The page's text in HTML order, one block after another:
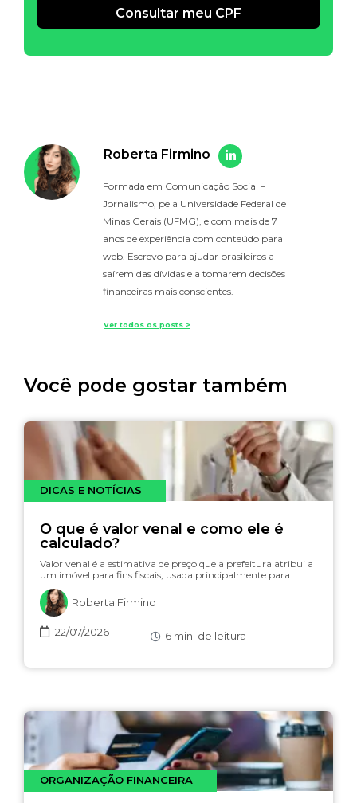
Consultar meu CPF
Roberta Firmino
Formada em Comunicação Social –
Jornalismo, pela Universidade Federal de
Minas Gerais (UFMG), e com mais de 7
anos de experiência com conteúdo para
web. Escrevo para ajudar brasileiros a
saírem das dívidas e a tomarem decisões
financeiras mais conscientes.
Ver todos os posts >
Você pode gostar também
DICAS E NOTÍCIAS
O que é valor venal e como ele é
calculado?
Valor venal é a estimativa de preço que a prefeitura atribui a
um imóvel para fins fiscais, usada principalmente para…
Roberta Firmino
22/07/2026 6 min. de leitura
ORGANIZAÇÃO FINANCEIRA